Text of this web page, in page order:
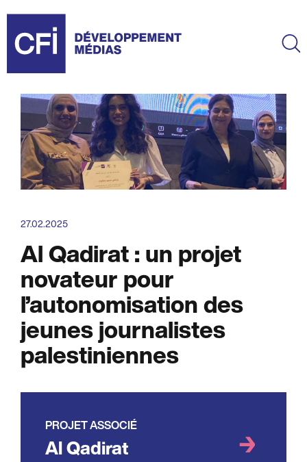
contenu
27.02.2025
Al Qadirat : un projet
novateur pour
l’autonomisation des
jeunes journalistes
palestiniennes
PROJET ASSOCIÉ
Al Qadirat